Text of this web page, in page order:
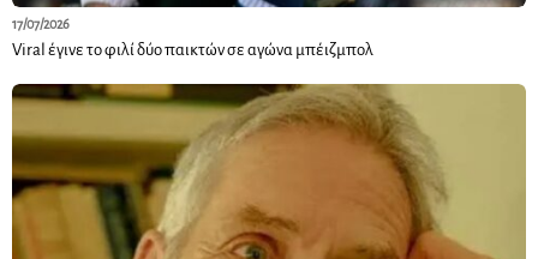
17/07/2026
Viral έγινε το φιλί δύο παικτών σε αγώνα μπέιζμπολ